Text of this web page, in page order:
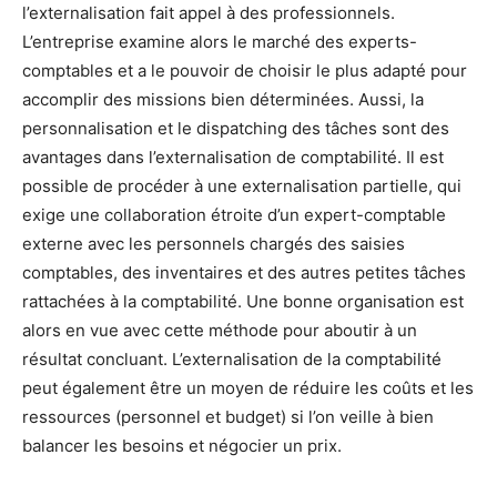
l’externalisation fait appel à des professionnels.
L’entreprise examine alors le marché des experts-
comptables et a le pouvoir de choisir le plus adapté pour
accomplir des missions bien déterminées. Aussi, la
personnalisation et le dispatching des tâches sont des
avantages dans l’externalisation de comptabilité. Il est
possible de procéder à une externalisation partielle, qui
exige une collaboration étroite d’un expert-comptable
externe avec les personnels chargés des saisies
comptables, des inventaires et des autres petites tâches
rattachées à la comptabilité. Une bonne organisation est
alors en vue avec cette méthode pour aboutir à un
résultat concluant. L’externalisation de la comptabilité
peut également être un moyen de réduire les coûts et les
ressources (personnel et budget) si l’on veille à bien
balancer les besoins et négocier un prix.